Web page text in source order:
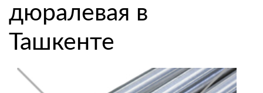
дюралевая в
Ташкенте